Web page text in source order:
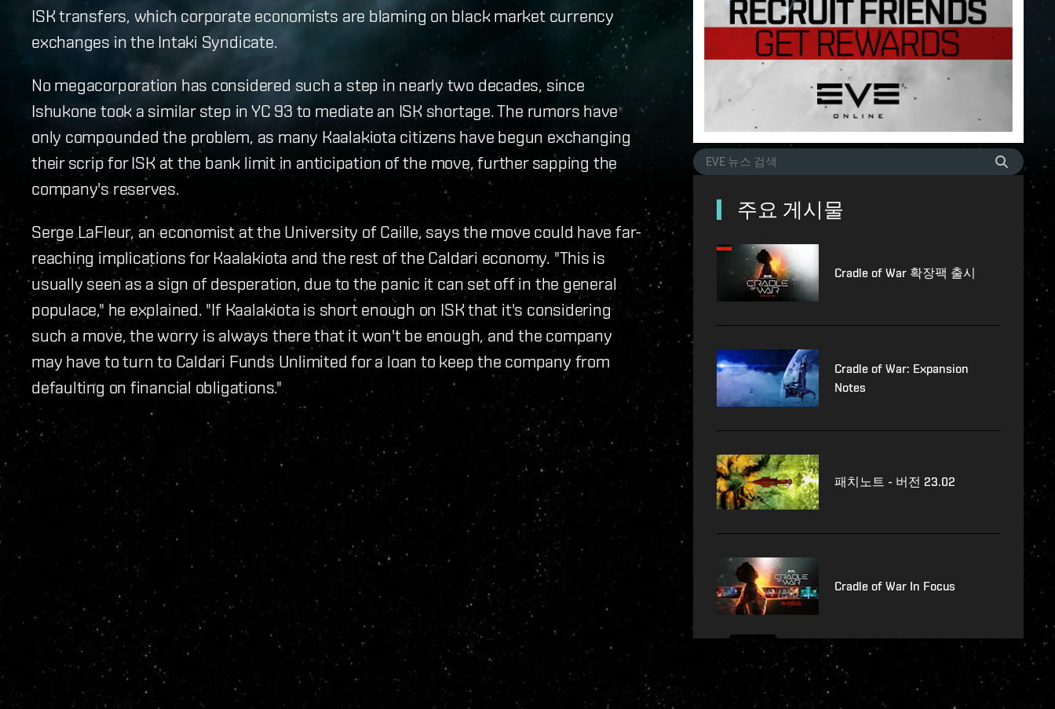
ISK transfers, which corporate economists are blaming on black market currency
exchanges in the Intaki Syndicate.
No megacorporation has considered such a step in nearly two decades, since
Ishukone took a similar step in YC 93 to mediate an ISK shortage. The rumors have
only compounded the problem, as many Kaalakiota citizens have begun exchanging
their scrip for ISK at the bank limit in anticipation of the move, further sapping the
company's reserves.
Serge LaFleur, an economist at the University of Caille, says the move could have far-
reaching implications for Kaalakiota and the rest of the Caldari economy. "This is
usually seen as a sign of desperation, due to the panic it can set off in the general
populace," he explained. "If Kaalakiota is short enough on ISK that it's considering
such a move, the worry is always there that it won't be enough, and the company
may have to turn to Caldari Funds Unlimited for a loan to keep the company from
defaulting on financial obligations."
주요 게시물
Cradle of War 확장팩 출시
Cradle of War: Expansion
Notes
패치노트 - 버전 23.02
Cradle of War In Focus